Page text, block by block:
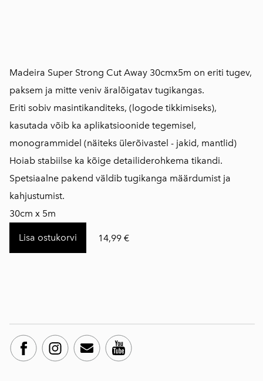
Madeira Super Strong Cut Away 30cmx5m on eriti tugev,
paksem ja mitte veniv äralõigatav tugikangas.
Eriti sobiv masintikanditeks, (logode tikkimiseks),
kasutada võib ka aplikatsioonide tegemisel,
monogrammidel (näiteks ülerõivastel - jakid, mantlid)
Hoiab stabiilse ka kõige detailiderohkema tikandi.
Spetsiaalne pakend väldib tugikanga määrdumist ja
kahjustumist.
30cm x 5m
Lisa ostukorvi 14,99 €